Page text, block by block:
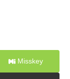
Misskey